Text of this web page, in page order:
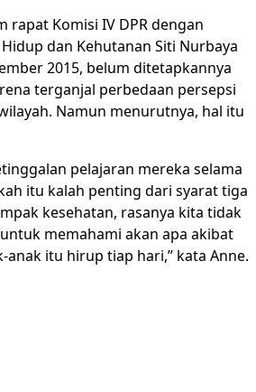
rapat Komisi IV DPR dengan
dan Kehutanan Siti Nurbaya
2015, belum ditetapkannya
terganjal perbedaan persepsi
Namun menurutnya, hal itu
pelajaran mereka selama
itu kalah penting dari syarat tiga
kesehatan, rasanya kita tidak
memahami akan apa akibat
anak itu hirup tiap hari,” kata Anne.